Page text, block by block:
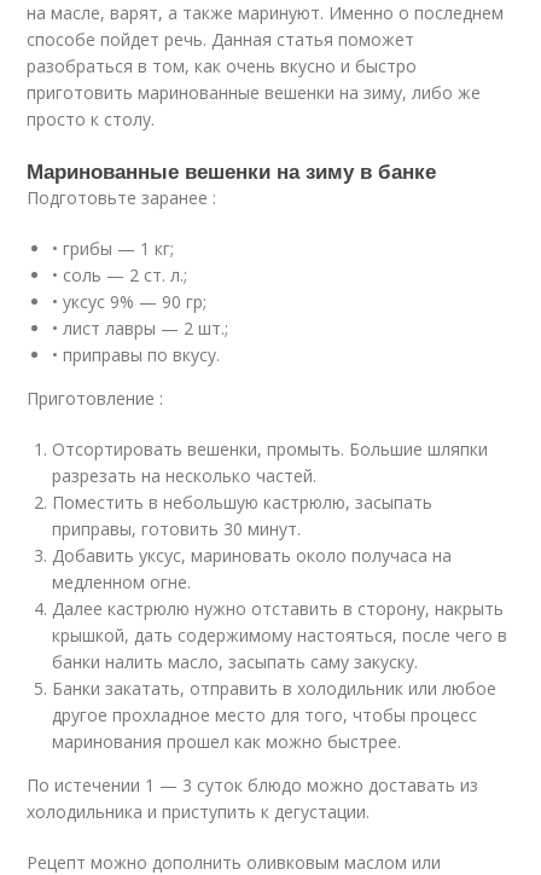
на масле, варят, а также маринуют. Именно о последнем
способе пойдет речь. Данная статья поможет
разобраться в том, как очень вкусно и быстро
приготовить маринованные вешенки на зиму, либо же
просто к столу.
Маринованные вешенки на зиму в банке
Подготовьте заранее :
• грибы — 1 кг;
• соль — 2 ст. л.;
• уксус 9% — 90 гр;
• лист лавры — 2 шт.;
• приправы по вкусу.
Приготовление :
Отсортировать вешенки, промыть. Большие шляпки
разрезать на несколько частей.
Поместить в небольшую кастрюлю, засыпать
приправы, готовить 30 минут.
Добавить уксус, мариновать около получаса на
медленном огне.
Далее кастрюлю нужно отставить в сторону, накрыть
крышкой, дать содержимому настояться, после чего в
банки налить масло, засыпать саму закуску.
Банки закатать, отправить в холодильник или любое
другое прохладное место для того, чтобы процесс
маринования прошел как можно быстрее.
По истечении 1 — 3 суток блюдо можно доставать из
холодильника и приступить к дегустации.
Рецепт можно дополнить оливковым маслом или